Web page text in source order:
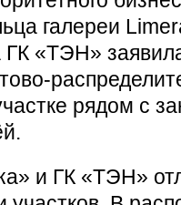
галереи
«ТЭН»
рядом с
и ГК «ТЭН»